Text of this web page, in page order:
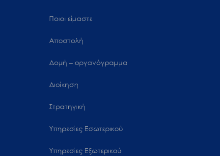
Ποιοι είμαστε
Αποστολή
Δομή – οργανόγραμμα
Διοίκηση
Στρατηγική
Υπηρεσίες Εσωτερικού
Υπηρεσίες Εξωτερικού